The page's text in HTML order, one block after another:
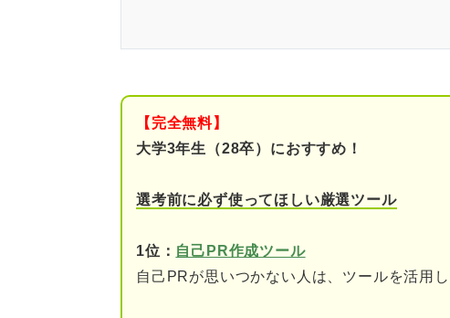
②みんなの士気を上げられる
⑤フットワークが軽く行動的で
【完全無料】
大学3年生（28卒）におすすめ！
選考前に必ず使ってほしい厳選ツール
1位： 自己PR作成ツール
自己PRが思いつかない人は、ツールを活用